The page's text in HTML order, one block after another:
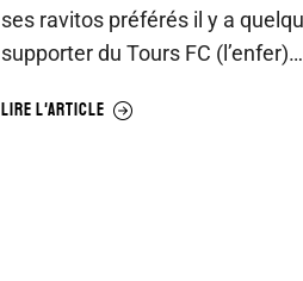
ses ravitos préférés il y a
supporter du Tours FC (l’enfer)…
LIRE L'ARTICLE